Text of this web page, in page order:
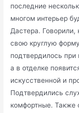
последние
многом интерьер
Дастера. Говорили,
свою круглую
подтвердилось при
а в отделке
искусственной и
Подтвердились
комфортные. Также